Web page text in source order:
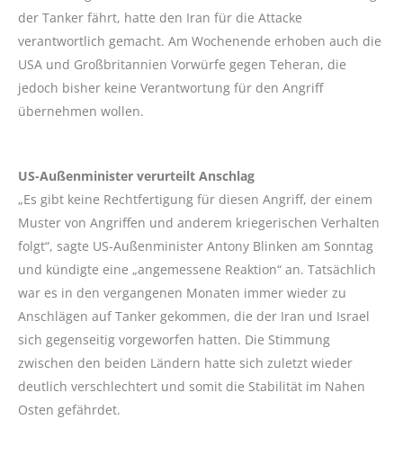
der Tanker fährt, hatte den Iran für die Attacke
verantwortlich gemacht. Am Wochenende erhoben auch die
USA und Großbritannien Vorwürfe gegen Teheran, die
jedoch bisher keine Verantwortung für den Angriff
übernehmen wollen.
US-Außenminister verurteilt Anschlag
„Es gibt keine Rechtfertigung für diesen Angriff, der einem
Muster von Angriffen und anderem kriegerischen Verhalten
folgt“, sagte US-Außenminister Antony Blinken am Sonntag
und kündigte eine „angemessene Reaktion“ an. Tatsächlich
war es in den vergangenen Monaten immer wieder zu
Anschlägen auf Tanker gekommen, die der Iran und Israel
sich gegenseitig vorgeworfen hatten. Die Stimmung
zwischen den beiden Ländern hatte sich zuletzt wieder
deutlich verschlechtert und somit die Stabilität im Nahen
Osten gefährdet.